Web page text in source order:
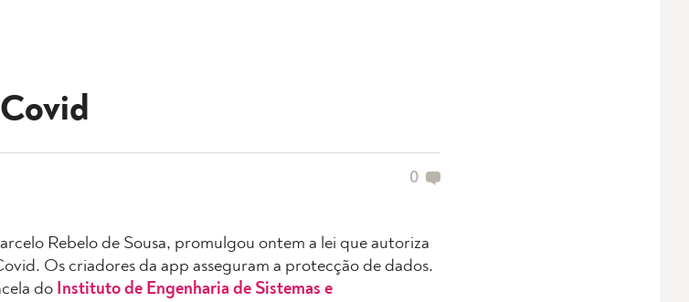
0
Rebelo de Sousa, promulgou ontem a lei que autoriza
Os criadores da app asseguram a protecção de dados.
do Instituto de Engenharia de Sistemas e